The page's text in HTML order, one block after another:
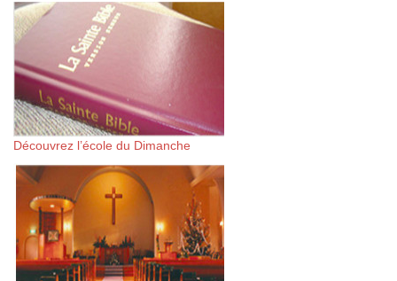
Découvrez l’école du Dimanche